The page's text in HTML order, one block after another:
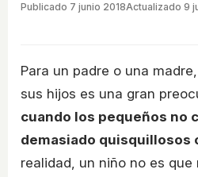
Publicado 7 junio 2018Actualizado 9
Para un padre o una
sus hijos es una gran
cuando los pequeños no
demasiado quisquillosos
realidad, un niño no es que